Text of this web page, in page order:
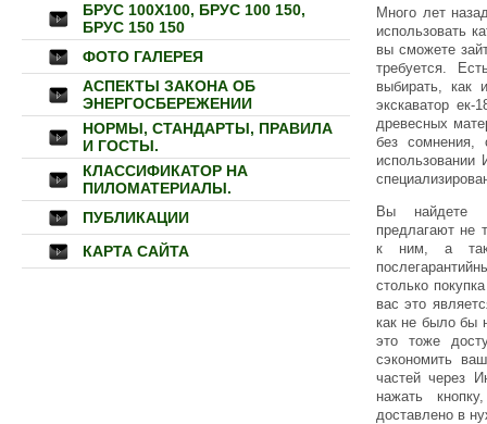
БРУС 100Х100, БРУС 100 150,
БРУС 150 150
ФОТО ГАЛЕРЕЯ
АСПЕКТЫ ЗАКОНА ОБ
ЭНЕРГОСБЕРЕЖЕНИИ
НОРМЫ, СТАНДАРТЫ, ПРАВИЛА
И ГОСТЫ.
КЛАССИФИКАТОР НА
ПИЛОМАТЕРИАЛЫ.
ПУБЛИКАЦИИ
КАРТА САЙТА
Много лет
использовать
вы сможете
требуется.
выбирать, как
экскаватор ек-
древесных
без
использовании
Вы найдете
предлагают не
к ним, а
столько
вас это
как не было бы
это тоже
сэкономить
частей через
нажать
доставлено в